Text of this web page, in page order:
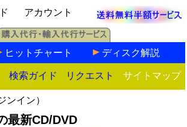
アカウント
ヒットチャート ディスク解説
検索ガイド リクエスト サイトマップ
ンイン）
最新CD/DVD